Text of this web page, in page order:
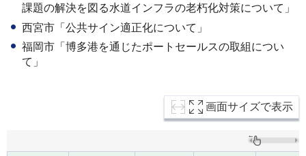
課題の解決を図る水道インフラの老朽化対策について」
西宮市「公共サイン適正化について」
福岡市「博多港を通じたポートセールスの取組につい
て」
画面サイズで表示